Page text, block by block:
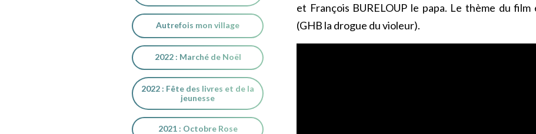
Autrefois mon village
2022 : Marché de Noël
2022 : Fête des livres et de la
jeunesse
2021 : Octobre Rose
et François BURELOUP le papa. Le thème du film
(GHB la drogue du violeur).